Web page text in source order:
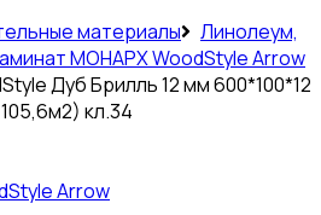
материалы
Линолеум,
МОНАРХ WoodStyle Arrow
Дуб Брилль 12 мм 600*100*12
кл.34
Arrow